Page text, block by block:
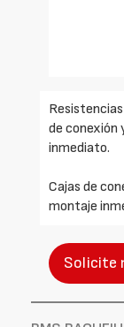
de conexión
inmediato.
Cajas de
montaje
Solicite